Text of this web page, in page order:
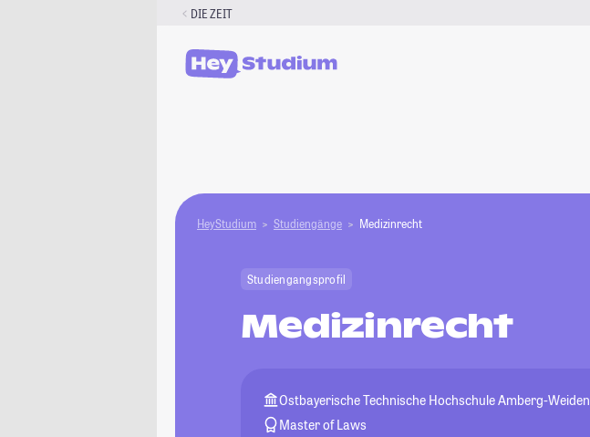
DIE ZEIT
HeyStudium Studiengänge Medizinrecht
Studiengangsprofil
Medizinrecht
Ostbayerische Technische Hochschule Amberg-Weiden
Master of Laws